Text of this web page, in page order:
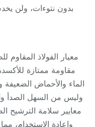
بدون نتوءات، ولن يخدش
مقاومة ممتازة للأكسدة
والأحماض الضعيفة
من السهل الصدأ
سلامة الترشيح
وإعادة الاستخدام، مما